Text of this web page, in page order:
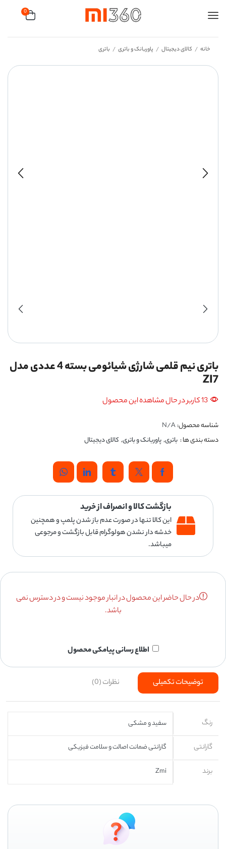
0
خانه / کالای دیجیتال / پاوربانک و باتری / باتری
باتری نیم قلمی شارژی شیائومی بسته 4 عددی مدل
ZI7
13 کاربر در حال مشاهده این محصول
شناسه محصول:N/A
دسته بندی ها : باتری,پاوربانک و باتری, کالای دیجیتال
بازگشت کالا و انصراف از خرید
این کالا تنها در صورت عدم باز شدن پلمپ و همچنین
خدشه دار نشدن هولوگرام قابل بازگشت و مرجوعی
میباشد.
در حال حاضر این محصول در انبار موجود نیست و در دسترس نمی
باشد.
اطلاع رسانی پیامکی محصول
توضیحات تکمیلی نظرات (0)
رنگ سفید و مشکی
گارانتی گارانتی ضمانت اصالت و سلامت فیزیکی
برند Zmi